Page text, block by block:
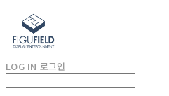
LOG IN 로그인